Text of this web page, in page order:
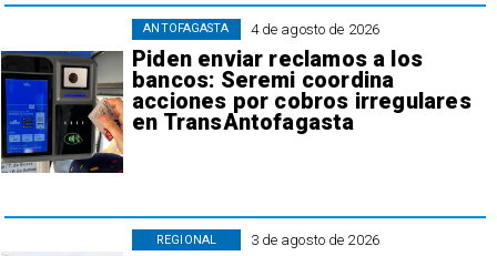
4 de agosto de 2026
Piden enviar reclamos a los
bancos: Seremi coordina
acciones por cobros irregulares
en TransAntofagasta
ANTOFAGASTA
3 de agosto de 2026
REGIONAL